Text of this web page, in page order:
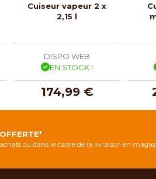
Cuiseur vapeur 2 x
2,15 l
DISPO WEB
EN STOCK !
174,99 €
ou dans le cadre de la livraison en